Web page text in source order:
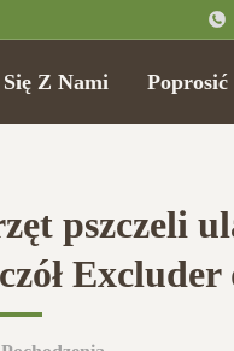
Z Nami Poprosić
pszczeli